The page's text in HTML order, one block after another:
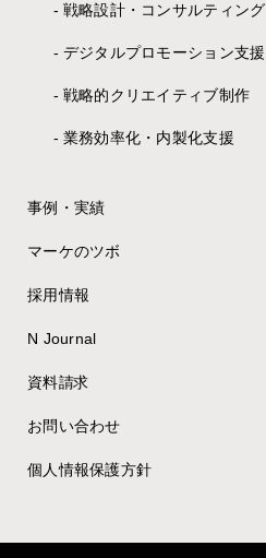
戦略設計・コンサルティング
デジタルプロモーション支援
戦略的クリエイティブ制作
業務効率化・内製化支援
事例・実績
マーケのツボ
採用情報
N Journal
資料請求
お問い合わせ
個人情報保護方針